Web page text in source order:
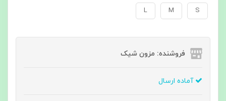
S
M
L
فروشنده: مزون شیک
آماده ارسال